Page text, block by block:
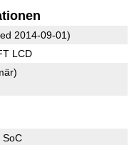
2014-09-01)
LCD
SoC